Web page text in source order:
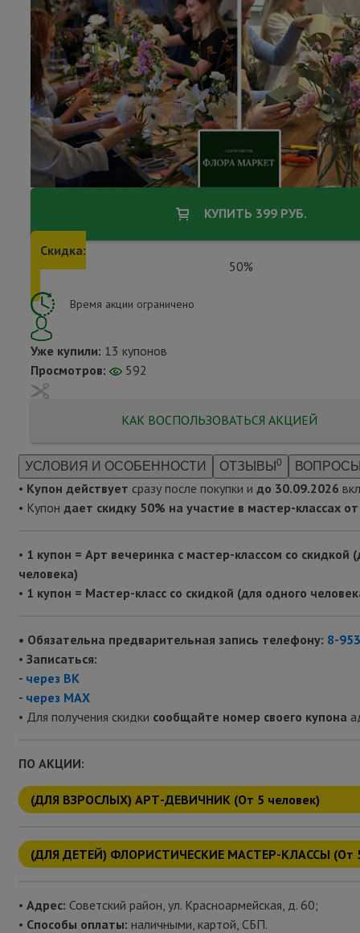
КУПИТЬ 399 РУБ.
Скидка:
50%
Время акции ограничено
Уже купили: 13 купонов
Просмотров:
592
КАК ВОСПОЛЬЗОВАТЬСЯ АКЦИЕЙ
УСЛОВИЯ И ОСОБЕННОСТИ ОТЗЫВЫ 0
• Купон действует сразу после покупки и до 30.09.2026
• Купон дает скидку 50% на участие в мастер-классах
• 1 купон = Арт вечеринка с мастер-классом со скидкой
человека)
• 1 купон = Мастер-класс со скидкой (для одного
• Обязательна предварительная запись телефону: 8-
• Записаться:
- через ВК
- через MAX
• Для получения скидки сообщайте номер своего купона
ПО АКЦИИ:
(ДЛЯ ВЗРОСЛЫХ) АРТ-ДЕВИЧНИК (От 5 человек)
(ДЛЯ ДЕТЕЙ) ФЛОРИСТИЧЕСКИЕ МАСТЕР-КЛАССЫ (От
• Адрес: Советский район, ул. Красноармейская, д. 60;
• Способы оплаты: наличными, картой, СБП.